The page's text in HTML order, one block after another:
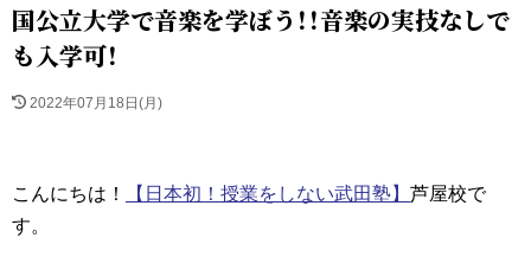
国公立大学で音楽を学ぼう！！音楽の実技なしで
も入学可！
2022年07月18日(月)
こんにちは！ 【日本初！授業をしない武田塾】 芦屋校で
す。